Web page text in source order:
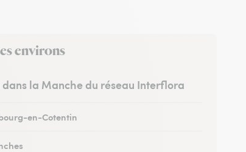
environs
dans la Manche du réseau Interflora
en-Cotentin